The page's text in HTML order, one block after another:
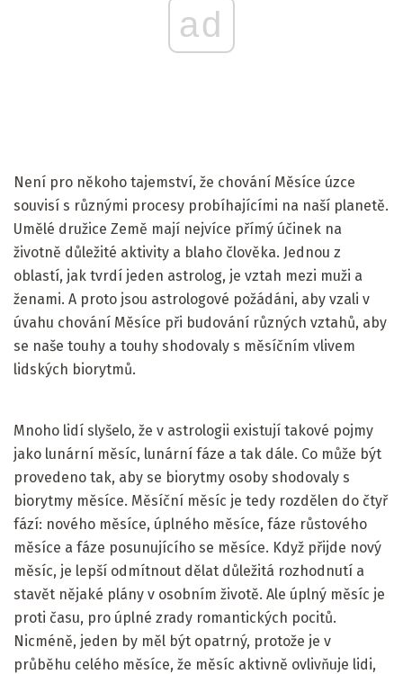
ad
Není pro někoho tajemství, že chování Měsíce úzce
souvisí s různými procesy probíhajícími na naší planetě.
Umělé družice Země mají nejvíce přímý účinek na
životně důležité aktivity a blaho člověka. Jednou z
oblastí, jak tvrdí jeden astrolog, je vztah mezi muži a
ženami. A proto jsou astrologové požádáni, aby vzali v
úvahu chování Měsíce při budování různých vztahů, aby
se naše touhy a touhy shodovaly s měsíčním vlivem
lidských biorytmů.
Mnoho lidí slyšelo, že v astrologii existují takové pojmy
jako lunární měsíc, lunární fáze a tak dále. Co může být
provedeno tak, aby se biorytmy osoby shodovaly s
biorytmy měsíce. Měsíční měsíc je tedy rozdělen do čtyř
fází: nového měsíce, úplného měsíce, fáze růstového
měsíce a fáze posunujícího se měsíce. Když přijde nový
měsíc, je lepší odmítnout dělat důležitá rozhodnutí a
stavět nějaké plány v osobním životě. Ale úplný měsíc je
proti času, pro úplné zrady romantických pocitů.
Nicméně, jeden by měl být opatrný, protože je v
průběhu celého měsíce, že měsíc aktivně ovlivňuje lidi,